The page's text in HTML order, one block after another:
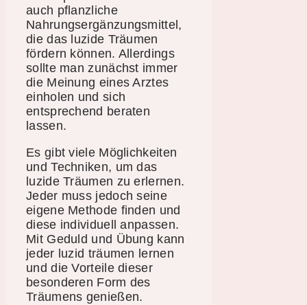
auch pflanzliche
Nahrungsergänzungsmittel,
die das luzide Träumen
fördern können. Allerdings
sollte man zunächst immer
die Meinung eines Arztes
einholen und sich
entsprechend beraten
lassen.
Es gibt viele Möglichkeiten
und Techniken, um das
luzide Träumen zu erlernen.
Jeder muss jedoch seine
eigene Methode finden und
diese individuell anpassen.
Mit Geduld und Übung kann
jeder luzid träumen lernen
und die Vorteile dieser
besonderen Form des
Träumens genießen.